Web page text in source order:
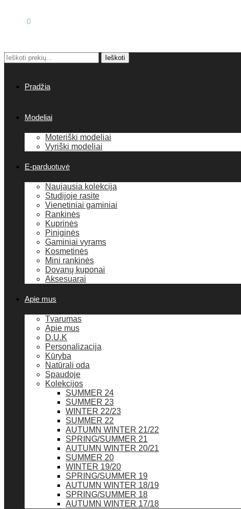
0
Ieškoti: Ieškoti
Pradžia
Modeliai
Moteriški modeliai
Vyriški modeliai
E-parduotuvė
Naujausia kolekcija
Studijoje rasite
Vienetiniai gaminiai
Rankinės
Kuprinės
Piniginės
Gaminiai vyrams
Kosmetinės
Mini rankinės
Dovanų kuponai
Aksesuarai
Apie mus
Tvarumas
Apie mus
D.U.K
Personalizacija
Kūryba
Natūrali oda
Spaudoje
Kolekcijos
SUMMER 24
SUMMER 23
WINTER 22/23
SUMMER 22
AUTUMN WINTER 21/22
SPRING/SUMMER 21
AUTUMN WINTER 20/21
SUMMER 20
WINTER 19/20
SPRING/SUMMER 19
AUTUMN WINTER 18/19
SPRING/SUMMER 18
AUTUMN WINTER 17/18